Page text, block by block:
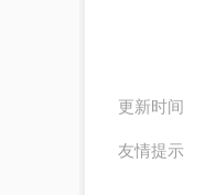
更新时间
友情提示